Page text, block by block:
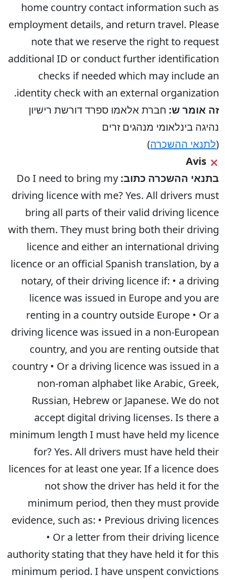
home country contact information such as
employment details, and return travel. Please
note that we reserve the right to request
additional ID or conduct further identification
checks if needed which may include an
identity check with an external organization.
זה אומר ש: חברת אלאמו ספרד דורשת רישיון
נהיגה בינלאומי מנהגים זרים
(לתנאי ההשכרה)
Avis
בתנאי ההשכרה כתוב: Do I need to bring my
driving licence with me? Yes. All drivers must
bring all parts of their valid driving licence
with them. They must bring both their driving
licence and either an international driving
licence or an official Spanish translation, by a
notary, of their driving licence if: • a driving
licence was issued in Europe and you are
renting in a country outside Europe • Or a
driving licence was issued in a non-European
country, and you are renting outside that
country • Or a driving licence was issued in a
non-roman alphabet like Arabic, Greek,
Russian, Hebrew or Japanese. We do not
accept digital driving licenses. Is there a
minimum length I must have held my licence
for? Yes. All drivers must have held their
licences for at least one year. If a licence does
not show the driver has held it for the
minimum period, then they must provide
evidence, such as: • Previous driving licences
• Or a letter from their driving licence
authority stating that they have held it for this
minimum period. I have unspent convictions